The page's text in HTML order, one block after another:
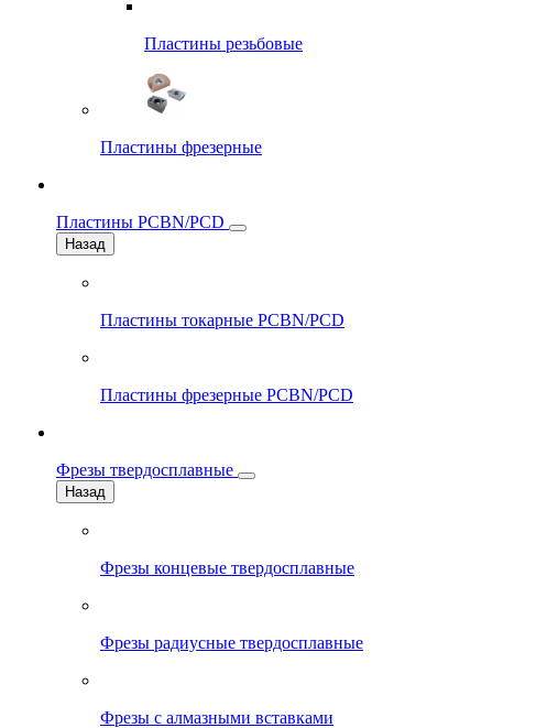
Пластины резьбовые
Пластины фрезерные
Пластины PCBN/PCD
Назад
Пластины токарные PCBN/PCD
Пластины фрезерные PCBN/PCD
Фрезы твердосплавные
Назад
Фрезы концевые твердосплавные
Фрезы радиусные твердосплавные
Фрезы с алмазными вставками